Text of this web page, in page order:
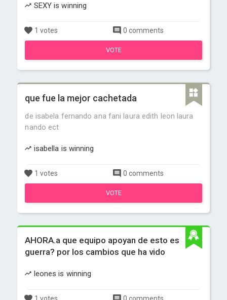
SEXY is winning
1 votes 0 comments
VOTE
que fue la mejor cachetada
de isabela fernando ana fani laura edith leon laura
nando ect
isabella is winning
1 votes 0 comments
VOTE
AHORA.a que equipo apoyan de esto es
guerra? por los cambios que ha vido
leones is winning